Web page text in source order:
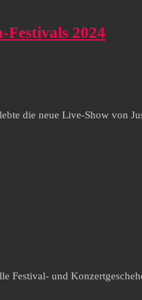
Festivals 2024
die neue Live-Show von
Festival- und